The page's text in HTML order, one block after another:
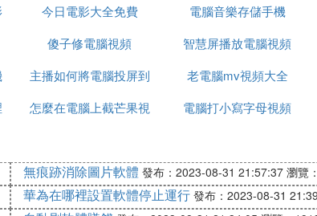
免費
今日電影大全免費 電腦音樂存儲手機
傻子修電腦視頻 智慧屏播放電腦視頻
主播如何將電腦投屏到
手機上的
老電腦mv視頻大全
怎麼在電腦上截芒果視
電腦打小寫字母視頻
無痕跡消除圖片軟體 發布：2023-08-31 21:57:37 瀏覽
華為在哪裡設置軟體停止運行 發布：2023-08-31